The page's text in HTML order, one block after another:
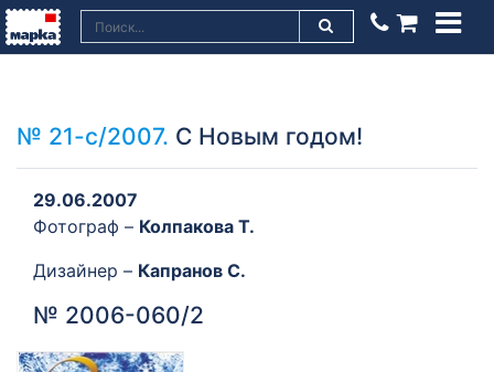
№ 21-с/2007. С Новым годом!
29.06.2007
Фотограф – Колпакова Т.
Дизайнер – Капранов С.
№ 2006-060/2